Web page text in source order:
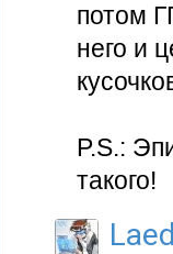
потом
него и
P.S.:
такого!